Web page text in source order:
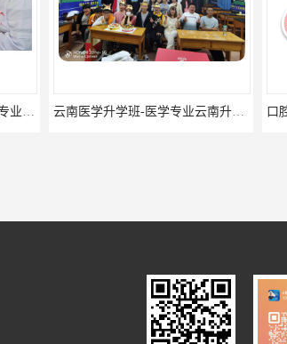
云南口腔医学升学 -想读医学专业的你是否有太多的困惑? 云南医学升学班-医学专业云南升学优势